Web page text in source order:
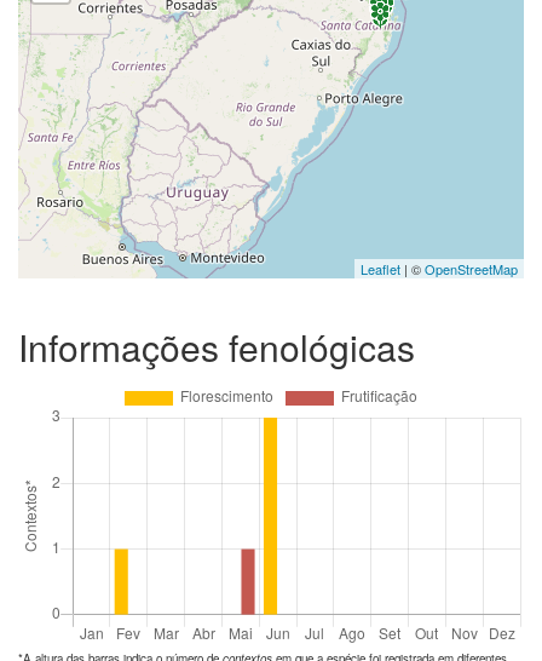
Leaflet | ©OpenStreetMap
Informações fenológicas